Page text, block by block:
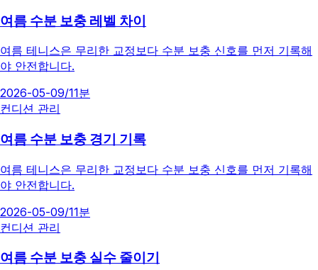
여름 수분 보충 레벨 차이
여름 테니스은 무리한 교정보다 수분 보충 신호를 먼저 기록해
야 안전합니다.
2026-05-09/11분
컨디션 관리
여름 수분 보충 경기 기록
여름 테니스은 무리한 교정보다 수분 보충 신호를 먼저 기록해
야 안전합니다.
2026-05-09/11분
컨디션 관리
여름 수분 보충 실수 줄이기